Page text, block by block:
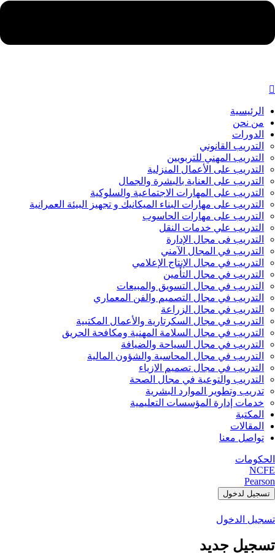
الرئيسية
من نحن
الدورات
التدريب القانوني
التدريب المهني للتربويين
التدريب على الأعمال المنزلية
التدريب على العناية بالبشرة والجمال
التدريب على المهارات الاجتماعية والسلوكية
التدريب على مهارات البناء الميكانيك و تجهيز البيئة العمرانية
التدريب على مهارات الحاسوب
التدريب علي خدمات النقل
التدريب فى مجال الإدارة
التدريب في المجال الآمني
التدريب في مجال الإنتاج الإعلامي
التدريب في مجال التأمين
التدريب في مجال التسويق والمبيعات
التدريب في مجال التصميم والفن المعماري
التدريب في مجال الزراعة
التدريب في مجال السكرتارية والأعمال المكتبية
التدريب في مجال السلامة المهنية ومكافحة الحريق
التدريب في مجال السياحة والضيافة
التدريب في مجال المحاسبة والشؤون المالية
التدريب في مجال تصميم الازياء
التدريب والتوعية في مجال الصحة
تدريب وتطوير الموارد البشرية
خدمات إدارة المؤسسات التعليمية
المكتبة
المقالات
تواصل معنا
الحكومات
NCFE
Pearson
تسجيل لدخول
تسجيل الدخول
تسجيل جديد